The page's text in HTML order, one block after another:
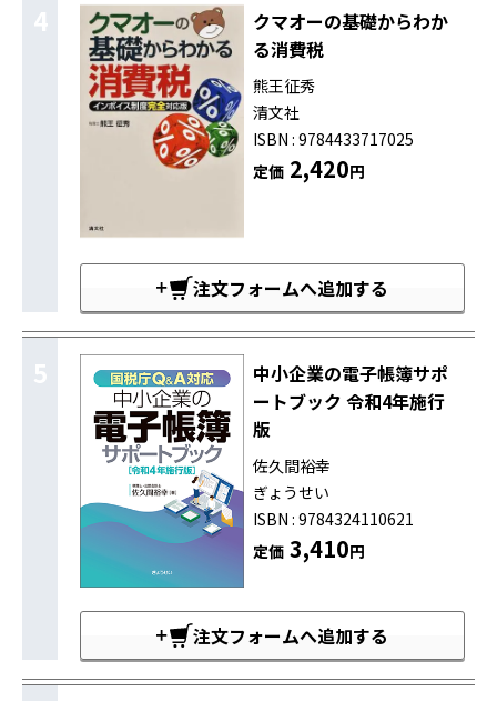
4
クマオーの基礎からわか
る消費税
熊王征秀
清文社
ISBN : 9784433717025
定価2,420円
注文フォームへ追加する
5
中小企業の電子帳簿サポ
ートブック 令和4年施行
版
佐久間裕幸
ぎょうせい
ISBN : 9784324110621
定価3,410円
注文フォームへ追加する